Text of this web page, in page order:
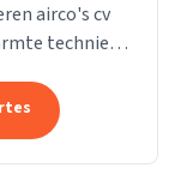
airco's cv
techniek
nemen